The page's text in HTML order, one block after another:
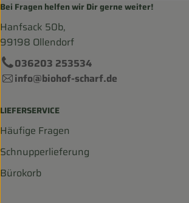
Bei Fragen helfen wir Dir gerne weiter!
Hanfsack 50b,
99198 Ollendorf
036203 253534
info@biohof-scharf.de
LIEFERSERVICE
Häufige Fragen
Schnupperlieferung
Bürokorb